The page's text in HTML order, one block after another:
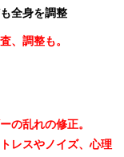
全身を調整
、調整も。
の乱れの修正。
レスや ノイズ、心理